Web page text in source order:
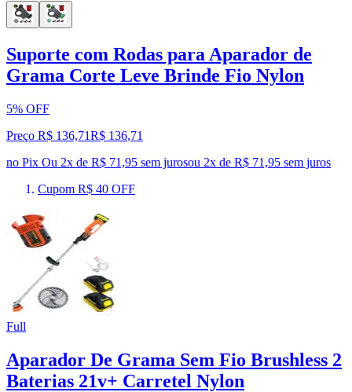
Suporte com Rodas para Aparador de
Grama Corte Leve Brinde Fio Nylon
5% OFF
Preço R$ 136,71R$ 136,71
no Pix Ou 2x de R$ 71,95 sem jurosou 2x de R$ 71,95 sem juros
Cupom R$ 40 OFF
Full
Aparador De Grama Sem Fio Brushless 2
Baterias 21v+ Carretel Nylon